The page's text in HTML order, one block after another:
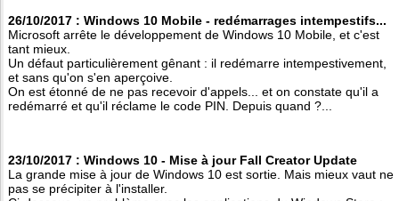
26/10/2017 : Windows 10 Mobile - redémarrages intempestifs...
Microsoft arrête le développement de Windows 10 Mobile, et c'est
tant mieux.
Un défaut particulièrement gênant : il redémarre intempestivement,
et sans qu'on s'en aperçoive.
On est étonné de ne pas recevoir d'appels... et on constate qu'il a
redémarré et qu'il réclame le code PIN. Depuis quand ?...
23/10/2017 : Windows 10 - Mise à jour Fall Creator Update
La grande mise à jour de Windows 10 est sortie. Mais mieux vaut ne
pas se précipiter à l'installer.